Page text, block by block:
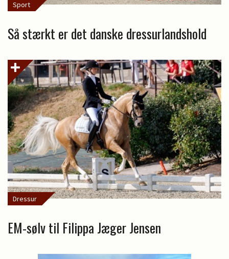
Sport
Så stærkt er det danske dressurlandshold
Dressur
EM-sølv til Filippa Jæger Jensen